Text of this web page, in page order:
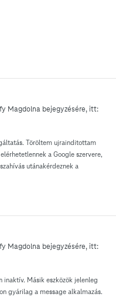
Magdolna bejegyzésére, itt:
Töröltem ujrainditottam
a Google szervere,
utánakérdeznek a
Magdolna bejegyzésére, itt:
Másik eszközök jelenleg
gyárilag a message alkalmazás.